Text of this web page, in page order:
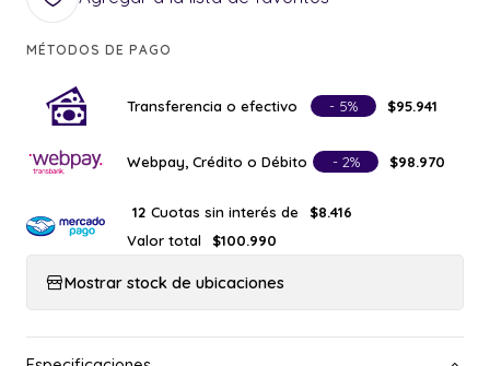
MÉTODOS DE PAGO
Transferencia o efectivo - 5% $95.941
Webpay, Crédito o Débito - 2% $98.970
12 Cuotas sin interés de
$8.416
Valor total
$100.990
Mostrar stock de ubicaciones